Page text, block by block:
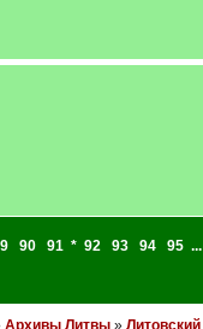
90 91 * 92 93 94 95 ...
Архивы Литвы»